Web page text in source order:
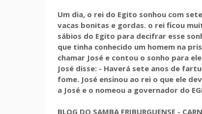
Um dia, o rei do Egito sonhou com
vacas bonitas e gordas. o rei ficou
sábios do Egito para decifrar esse
que tinha conhecido um homem na
chamar José e contou o sonho para
José disse: - Haverá sete anos de
fome. José ensinou ao rei o que ele
a José e o nomeou a governador do
BLOG DO SAMBA FRIBURGUENSE -